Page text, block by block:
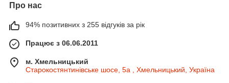
Про нас
94% позитивних з 255 відгуків за рік
Працює з 06.06.2011
м. Хмельницький
Старокостянтинівське шосе, 5а , Хмельницький, Україна